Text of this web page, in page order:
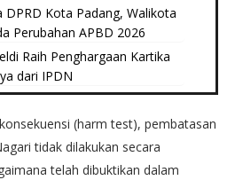
DPRD Kota Padang, Walikota
Perubahan APBD 2026
Raih Penghargaan Kartika
dari IPDN
(harm test), pembatasan
tidak dilakukan secara
telah dibuktikan dalam